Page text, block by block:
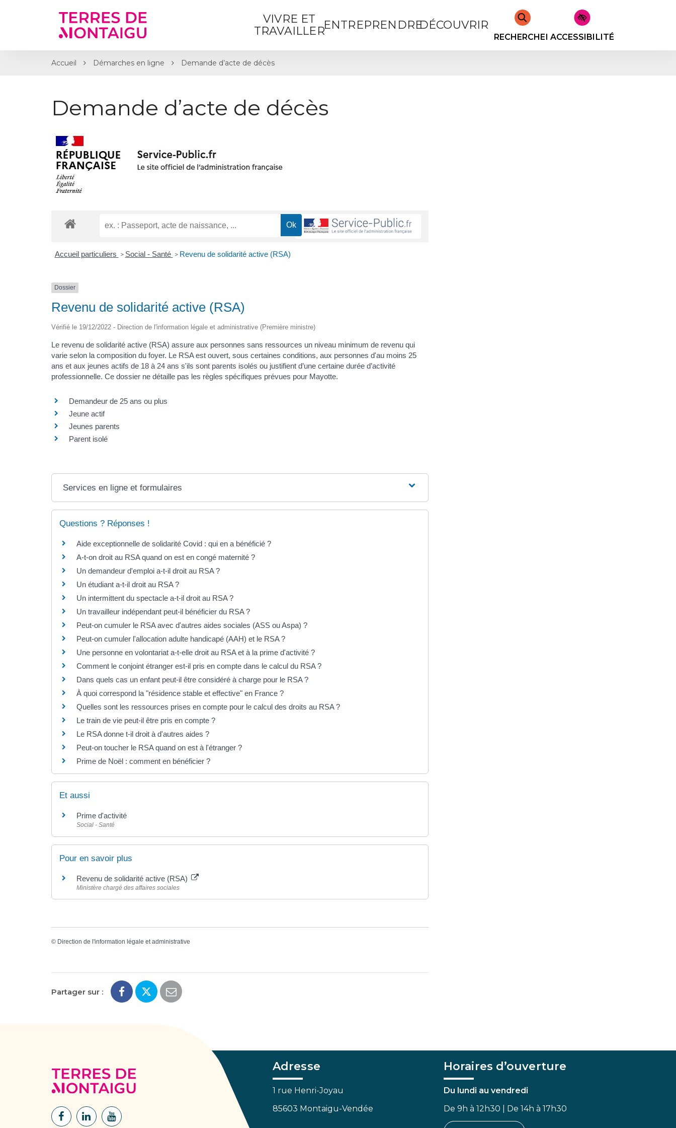
VIVRE ET
TRAVAILLERENTREPRENDREDÉCOUVRIR
RECHERCHERACCESSIBILITÉ
Accueil Démarches en ligne Demande d’acte de décès
Demande d’acte de décès
Accueil particuliers > Social - Santé > Revenu de solidarité active (RSA)
Dossier
Revenu de solidarité active (RSA)
Vérifié le 19/12/2022 - Direction de l'information légale et administrative (Première ministre)
Le revenu de solidarité active (RSA) assure aux personnes sans ressources un niveau minimum de revenu qui
varie selon la composition du foyer. Le RSA est ouvert, sous certaines conditions, aux personnes d'au moins 25
ans et aux jeunes actifs de 18 à 24 ans s'ils sont parents isolés ou justifient d’une certaine durée d’activité
professionnelle. Ce dossier ne détaille pas les règles spécifiques prévues pour Mayotte.
Demandeur de 25 ans ou plus
Jeune actif
Jeunes parents
Parent isolé
Services en ligne et formulaires
Questions ? Réponses !
Aide exceptionnelle de solidarité Covid : qui en a bénéficié ?
A-t-on droit au RSA quand on est en congé maternité ?
Un demandeur d'emploi a-t-il droit au RSA ?
Un étudiant a-t-il droit au RSA ?
Un intermittent du spectacle a-t-il droit au RSA ?
Un travailleur indépendant peut-il bénéficier du RSA ?
Peut-on cumuler le RSA avec d'autres aides sociales (ASS ou Aspa) ?
Peut-on cumuler l'allocation adulte handicapé (AAH) et le RSA ?
Une personne en volontariat a-t-elle droit au RSA et à la prime d'activité ?
Comment le conjoint étranger est-il pris en compte dans le calcul du RSA ?
Dans quels cas un enfant peut-il être considéré à charge pour le RSA ?
À quoi correspond la "résidence stable et effective" en France ?
Quelles sont les ressources prises en compte pour le calcul des droits au RSA ?
Le train de vie peut-il être pris en compte ?
Le RSA donne t-il droit à d'autres aides ?
Peut-on toucher le RSA quand on est à l'étranger ?
Prime de Noël : comment en bénéficier ?
Et aussi
Prime d'activité
Social - Santé
Pour en savoir plus
Revenu de solidarité active (RSA)
Ministère chargé des affaires sociales
© Direction de l'information légale et administrative
Partager sur :
Lien
Lien
Lien
Adresse
1 rue Henri-Joyau
85603 Montaigu-Vendée
Horaires d’ouverture
Du lundi au vendredi
De 9h à 12h30 | De 14h à 17h30